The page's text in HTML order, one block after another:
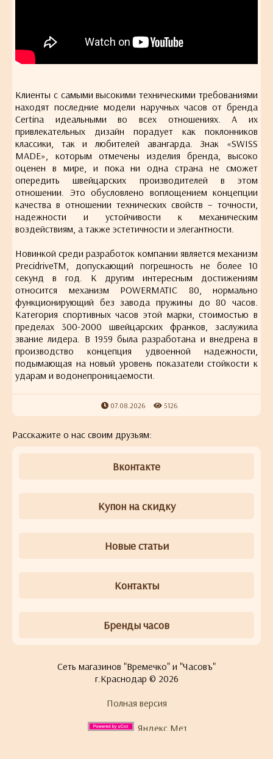
Клиенты с самыми высокими техническими требованиями
находят последние модели наручных часов от бренда
Certina идеальными во всех отношениях. А их
привлекательных дизайн порадует как поклонников
классики, так и любителей авангарда. Знак «SWISS
MADE», которым отмечены изделия бренда, высоко
оценен в мире, и пока ни одна страна не сможет
опередить швейцарских производителей в этом
отношении. Это обусловлено воплощением концепции
качества в отношении технических свойств – точности,
надежности и устойчивости к механическим
воздействиям, а также эстетичности и элегантности.
Новинкой среди разработок компании является механизм
PrecidriveTM, допускающий погрешность не более 10
секунд в год. К другим интересным достижениям
относится механизм POWERMATIC 80, нормально
функционирующий без завода пружины до 80 часов.
Категория спортивных часов этой марки, стоимостью в
пределах 300-2000 швейцарских франков, заслужила
звание лидера. В 1959 была разработана и внедрена в
производство концепция удвоенной надежности,
подымающая на новый уровень показатели стойкости к
ударам и водонепроницаемости.
07.08.2026 5126
Расскажите о нас своим друзьям:
Вконтакте
Купон на скидку
Новые статьи
Контакты
Бренды часов
Сеть магазинов "Времечко" и "Часовъ"
г.Краснодар © 2026
Полная версия